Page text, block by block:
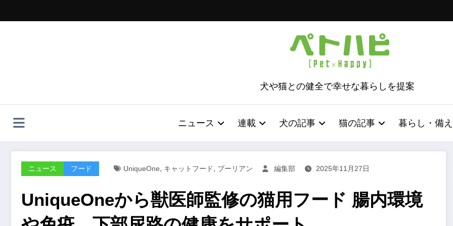
ッ
犬や猫との健全で幸せな暮らしを提案
ニュース 連載 犬の記事 猫の記事 暮らし・備え
ニュース フード UniqueOne, キャットフード, ブーリアン 編集部 2025年11月27日
UniqueOneから獣医師監修の猫用フード 腸内環境